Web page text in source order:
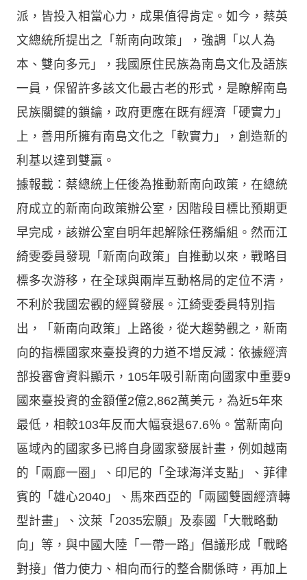
派，皆投入相當心力，成果值得肯定。如今，蔡英
文總統所提出之「新南向政策」，強調「以人為
本、雙向多元」，我國原住民族為南島文化及語族
一員，保留許多該文化最古老的形式，是瞭解南島
民族關鍵的鎖鑰，政府更應在既有經濟「硬實力」
上，善用所擁有南島文化之「軟實力」，創造新的
利基以達到雙贏。
據報載：蔡總統上任後為推動新南向政策，在總統
府成立的新南向政策辦公室，因階段目標比預期更
早完成，該辦公室自明年起解除任務編組。然而江
綺雯委員發現「新南向政策」自推動以來，戰略目
標多次游移，在全球與兩岸互動格局的定位不清，
不利於我國宏觀的經貿發展。江綺雯委員特別指
出，「新南向政策」上路後，從大趨勢觀之，新南
向的指標國家來臺投資的力道不增反減：依據經濟
部投審會資料顯示，105年吸引新南向國家中重要9
國來臺投資的金額僅2億2,862萬美元，為近5年來
最低，相較103年反而大幅衰退67.6％。當新南向
區域內的國家多已將自身國家發展計畫，例如越南
的「兩廊一圈」、印尼的「全球海洋支點」、菲律
賓的「雄心2040」、馬來西亞的「兩國雙園經濟轉
型計畫」、汶萊「2035宏願」及泰國「大戰略動
向」等，與中國大陸「一帶一路」倡議形成「戰略
對接」借力使力、相向而行的整合關係時，再加上